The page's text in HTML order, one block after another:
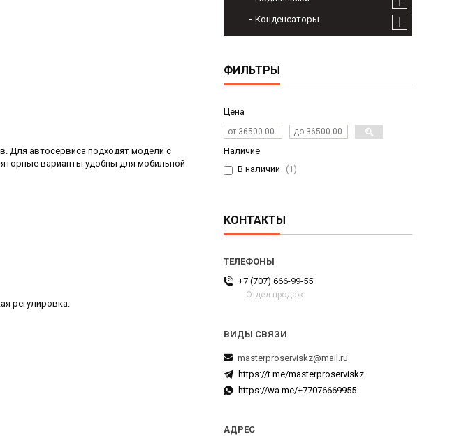
Для автосервиса подходят модели с
варианты удобны для мобильной
регулировка.
Конденсаторы
ФИЛЬТРЫ
Цена
Наличие
В наличии
1
КОНТАКТЫ
+7 (707) 666-99-55
Отдел продаж
masterproserviskz@mail.ru
https://t.me/masterproserviskz
https://wa.me/+77076669955